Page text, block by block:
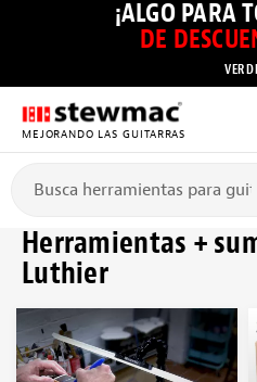
¡ALGO PARA
DE
VER
MEJORANDO LAS GUITARRAS
Herramientas +
Luthier